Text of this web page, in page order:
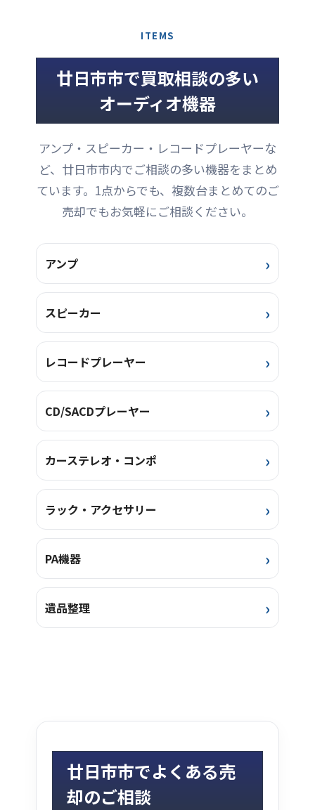
済みで、とても良いコンデ
様】種類：2ウェイ3スピー
カーシステム、バスレフ型
（防磁形・JE ...
も数多く所有し、このモデ
ルも長く愛用されてきたそ
うです。 幅・奥行31.5cmの
レコードジャケットサイズ
フルオートプレイヤーで
す。 【仕様】型式 DDフル
オートプレイヤーシステム
<ターンテーブル部> 駆動方
式 ダイレクトドライブ 駆動
ITEMS
廿日市市で買取相談の多い
オーディオ機器
アンプ・スピーカー・レコードプレーヤーな
ど、廿日市市内でご相談の多い機器をまとめ
ています。1点からでも、複数台まとめてのご
売却でもお気軽にご相談ください。
アンプ
スピーカー
レコードプレーヤー
CD/SACDプレーヤー
カーステレオ・コンポ
ラック・アクセサリー
PA機器
遺品整理
廿日市市でよくある売
却のご相談